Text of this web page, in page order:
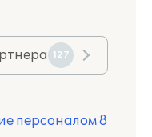
127
персоналом 8